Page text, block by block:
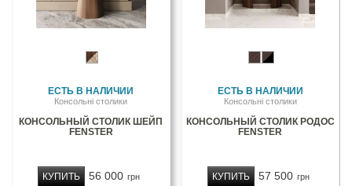
ЕСТЬ В НАЛИЧИИ
Консольні столики
КОНСОЛЬНЫЙ СТОЛИК ШЕЙП
FENSTER
56 000 грн
КУПИТЬ
ЕСТЬ В НАЛИЧИИ
Консольні столики
КОНСОЛЬНЫЙ СТОЛИК РОДОС
FENSTER
57 500 грн
КУПИТЬ